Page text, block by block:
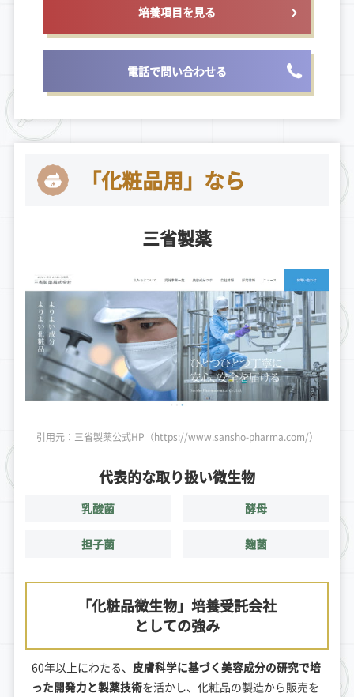
培養項目を見る
電話で問い合わせる
「化粧品用」なら
三省製薬
引用元：三省製薬公式HP（https://www.sansho-pharma.com/）
代表的な取り扱い微生物
乳酸菌 酵母
担子菌 麹菌
「化粧品微生物」培養受託会社
としての強み
60年以上にわたる、 皮膚科学に基づく美容成分の研究で培
った開発力と製薬技術を活かし、化粧品の製造から販売を